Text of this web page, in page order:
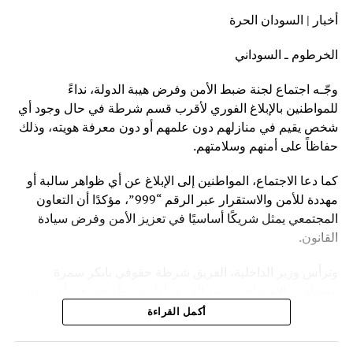
أنشطة مشبوهة مخالفة للقانون.
المفروشة، خالد يس، أن الحملة مهمة وكشفت العديد من
المخالفات وهي مستمرة وشاملة لكل محليات الولاية.
ونصح يس، أصحاب المكاتب العقارية وملاك الشقق بالحرص
على التنظيم والترخيص لتفادي الوقوع في المخالفات.
أخبار | السودان الحرة
الخرطوم ـ السوداني
وجّـه اجتماع لجنة ضبط الأمن وفرض هيبة الدولة، نداءً
للمواطنين بالإبلاغ الفوري لأقرب قسم شرطة في حال وجود أي
شخص يقيم في منازلهم دون علمهم أو دون معرفة هويته، وذلك
حفاظاً على أمنهم وسلامتهم.
كما دعا الاجتماع، المواطنين إلى الإبلاغ عن أي ظواهر سالبة أو
مهددة للأمن والاستقرار عبر الرقم “999”، مؤكدًا أن التعاون
المجتمعي يمثل شريكًا أساسيًا في تعزيز الأمن وفرض سيادة
القانون.
المنعم فضل حسين، مدير عام قوات الشرطة، وأعضاء اللجنة.
وأوضح المتحدث الرسمي باسم قوات الشرطة ـ رئيس اللجنة
أكمل القراءة